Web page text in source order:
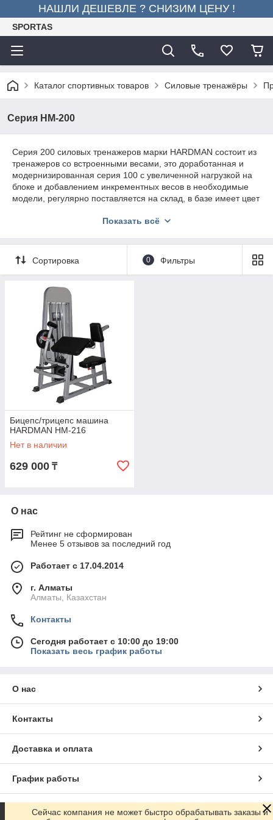
НАШЛИ ДЕШЕВЛЕ ? СНИЗИМ ЦЕНУ !
SPORTAS
Каталог спортивных товаров Силовые тренажёры
Серия HM-200
Серия 200 силовых тренажеров марки HARDMAN состоит из
тренажеров со встроенными весами, это доработанная и
модернизированная серия 100 с увеличенной нагрузкой на
блоке и добавлением инкрементных весов в необходимые
модели, регулярно поставляется на склад, в базе имеет цвет
компактные картонные коробки с подробной инструкцией по
Показать всё
Сортировка 0 Фильтры
Бицепс/трицепс машина
HARDMAN HM-216
Нет в наличии
629 000 ₸
О нас
Рейтинг не сформирован
Менее 5 отзывов за последний год
Работает с 17.04.2014
г. Алматы
Алматы, Казахстан
Контакты
Сегодня работает с 10:00 до 19:00
Показать весь график работы
О нас
Контакты
Доставка и оплата
График работы
Полная версия сайта
Сейчас компания не может быстро обрабатывать заказы и